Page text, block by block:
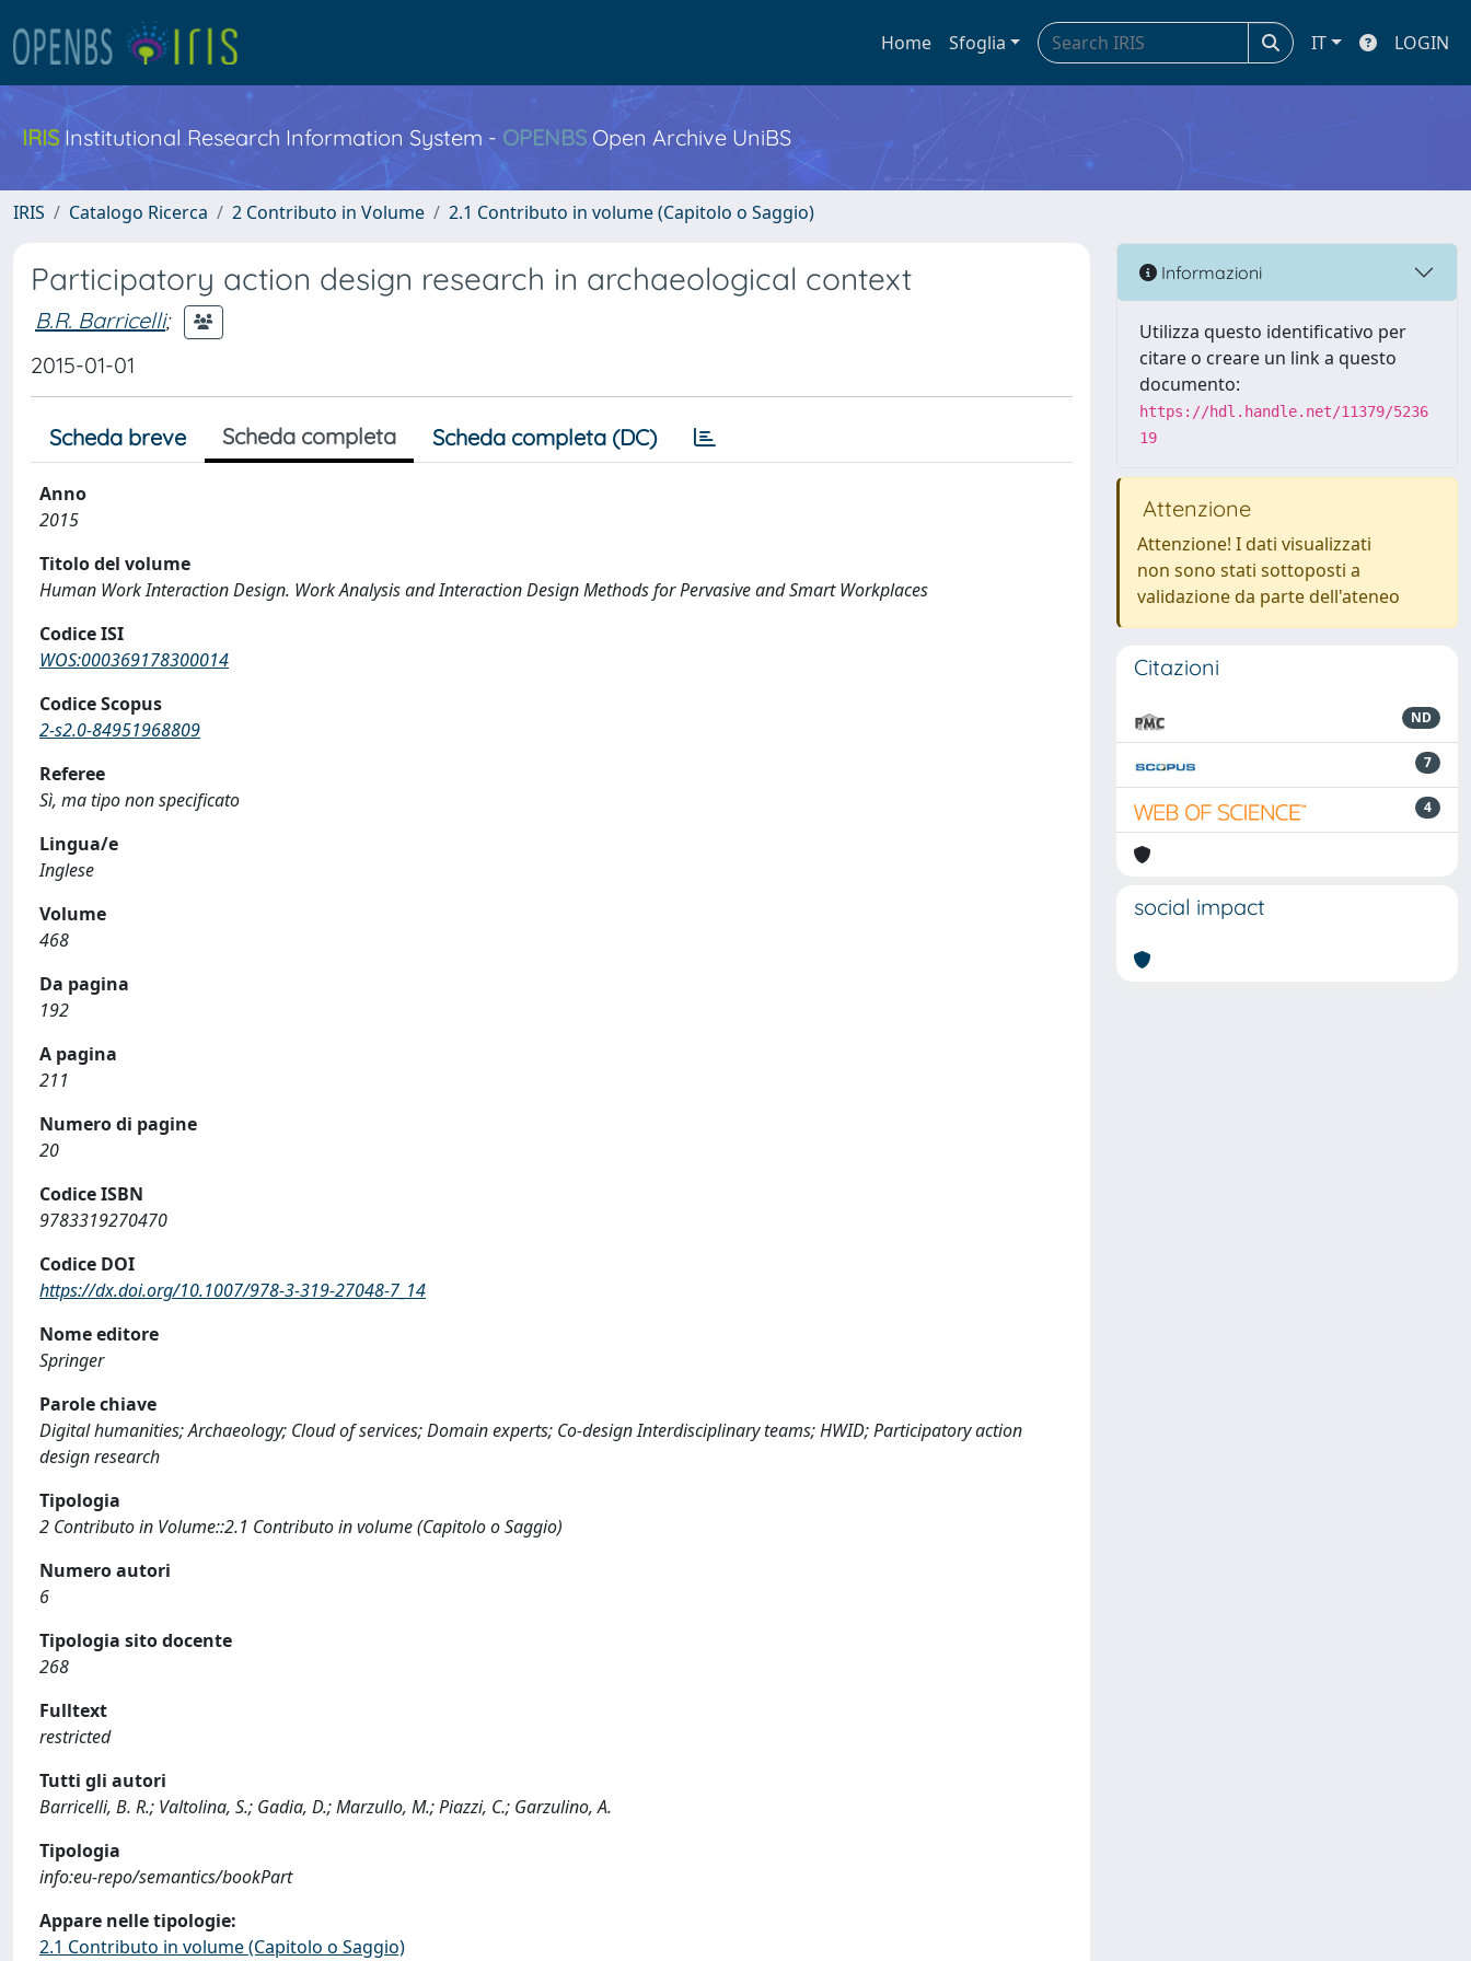
Home Sfoglia IT LOGIN
IRIS Institutional Research Information System - OPENBS Open Archive UniBS
IRIS Catalogo Ricerca 2 Contributo in Volume 2.1 Contributo in volume (Capitolo o Saggio)
Participatory action design research in archaeological context
B.R. Barricelli;
2015-01-01
Scheda breve Scheda completa Scheda completa (DC)
Anno
2015
Titolo del volume
Human Work Interaction Design. Work Analysis and Interaction Design Methods for Pervasive and Smart Workplaces
Codice ISI
WOS:000369178300014
Codice Scopus
2-s2.0-84951968809
Referee
Sì, ma tipo non specificato
Lingua/e
Inglese
Volume
468
Da pagina
192
A pagina
211
Numero di pagine
20
Codice ISBN
9783319270470
Codice DOI
https://dx.doi.org/10.1007/978-3-319-27048-7_14
Nome editore
Springer
Parole chiave
Digital humanities; Archaeology; Cloud of services; Domain experts; Co-design Interdisciplinary teams; HWID; Participatory action
design research
Tipologia
2 Contributo in Volume::2.1 Contributo in volume (Capitolo o Saggio)
Numero autori
6
Tipologia sito docente
268
Fulltext
restricted
Tutti gli autori
Barricelli, B. R.; Valtolina, S.; Gadia, D.; Marzullo, M.; Piazzi, C.; Garzulino, A.
Tipologia
info:eu-repo/semantics/bookPart
Appare nelle tipologie:
2.1 Contributo in volume (Capitolo o Saggio)
Informazioni
Utilizza questo identificativo per
citare o creare un link a questo
documento:
https://hdl.handle.net/11379/5236
19
Attenzione
Attenzione! I dati visualizzati
non sono stati sottoposti a
validazione da parte dell'ateneo
Citazioni
ND
7
4
social impact